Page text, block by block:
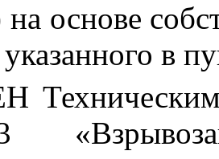
на основе
в
Техническим